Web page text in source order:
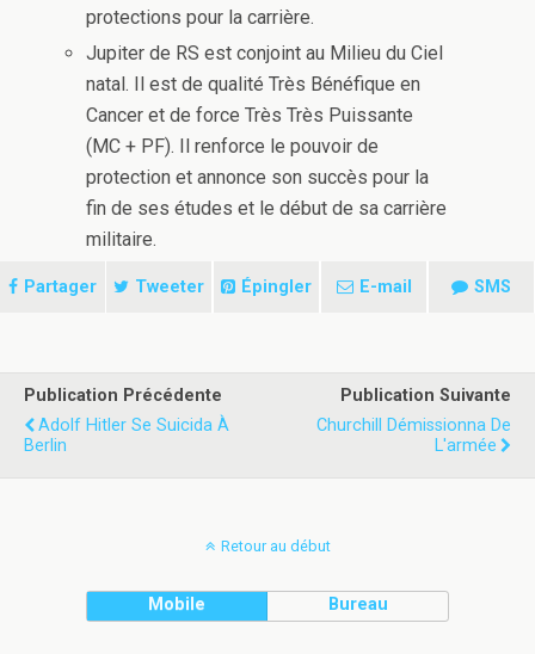
protections pour la carrière.
Jupiter de RS est conjoint au Milieu du Ciel
natal. Il est de qualité Très Bénéfique en
Cancer et de force Très Très Puissante
(MC + PF). Il renforce le pouvoir de
protection et annonce son succès pour la
fin de ses études et le début de sa carrière
militaire.
Partager Tweeter Épingler E-mail SMS
Publication Précédente
Adolf Hitler Se Suicida À
Berlin
Publication Suivante
Churchill Démissionna De
L'armée
Retour au début
Mobile Bureau